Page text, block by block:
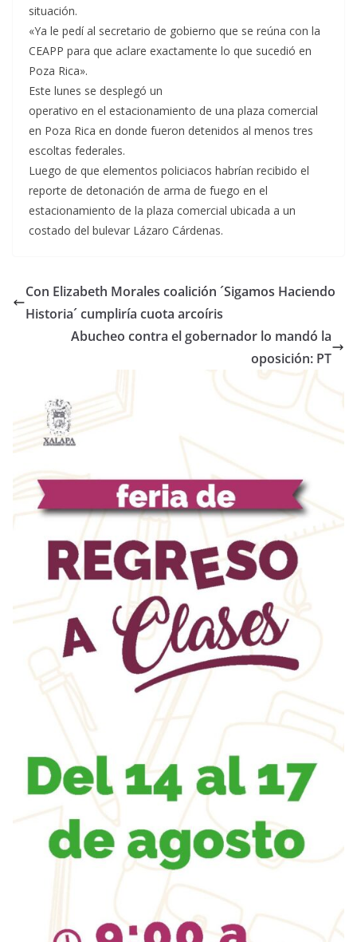
situación.
«Ya le pedí al secretario de gobierno que se reúna con la
CEAPP para que aclare exactamente lo que sucedió en
Poza Rica».
Este lunes se desplegó un
operativo en el estacionamiento de una plaza comercial
en Poza Rica en donde fueron detenidos al menos tres
escoltas federales.
Luego de que elementos policiacos habrían recibido el
reporte de detonación de arma de fuego en el
estacionamiento de la plaza comercial ubicada a un
costado del bulevar Lázaro Cárdenas.
Con Elizabeth Morales coalición ´Sigamos Haciendo
Historia´ cumpliría cuota arcoíris
Abucheo contra el gobernador lo mandó la
oposición: PT